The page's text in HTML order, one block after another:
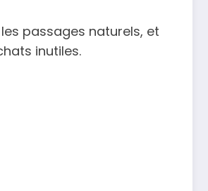
passages naturels, et
inutiles.